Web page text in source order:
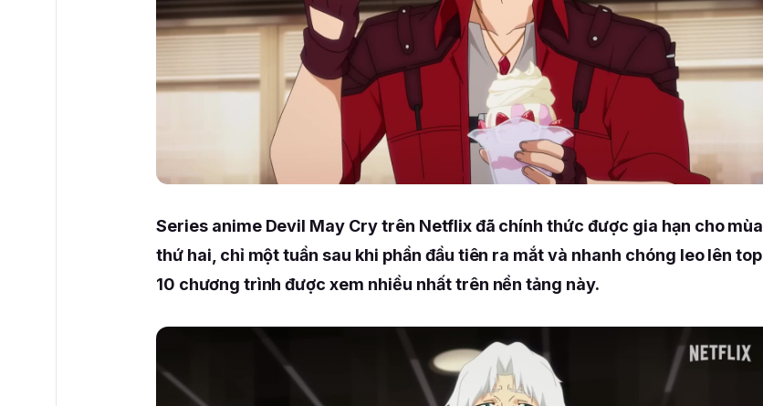
Series anime Devil May Cry trên Netflix đã chính thức được gia hạn cho mùa
thứ hai, chỉ một tuần sau khi phần đầu tiên ra mắt và nhanh chóng leo lên top
10 chương trình được xem nhiều nhất trên nền tảng này.